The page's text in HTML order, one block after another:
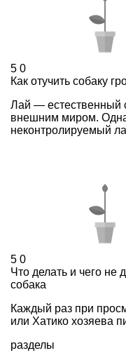
5 0
Как отучить собаку
Лай — естественный
внешним миром.
неконтролируемый
5 0
Что делать и чего не
собака
Каждый раз при
или Хатико хозяева
разделы